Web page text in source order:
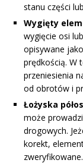
stanu części
Wygięty
wygięcie osi
opisywane
prędkością. W
przeniesienia
od obrotów i
Łożyska
może
drogowych.
korekt,
zweryfikowane.